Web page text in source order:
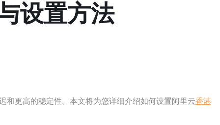
设置方法
和更高的稳定性。本文将为您详细介绍如何设置阿里云香港